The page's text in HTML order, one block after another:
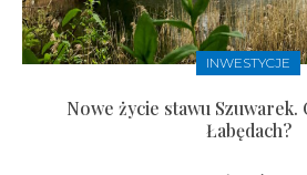
INWESTYCJE
Nowe życie stawu Szuwarek.
Łabędach?